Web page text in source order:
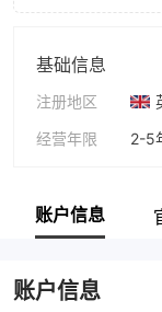
基础信息
注册地区
经营年限
2-5
账户信息
账户信息